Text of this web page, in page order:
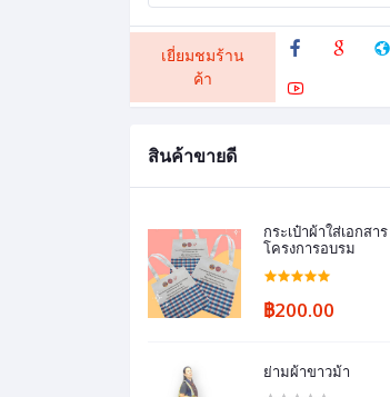
เยี่ยมชมร้าน
ค้า
สินค้าขายดี
กระเป๋าผ้าใส่เอกสาร
โครงการอบรม
฿200.00
ย่ามผ้าขาวม้า
฿69.00